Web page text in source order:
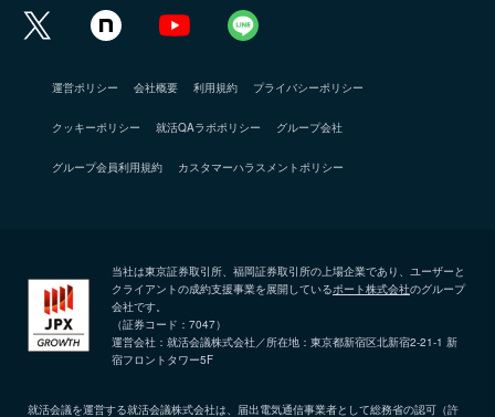
運営ポリシー 会社概要 利用規約 プライバシーポリシー
クッキーポリシー 就活QAラボポリシー グループ会社
グループ会員利用規約 カスタマーハラスメントポリシー
当社は東京証券取引所、福岡証券取引所の上場企業であり、ユーザーと
クライアントの成約支援事業を展開しているポート株式会社のグループ
会社です。
（証券コード：7047）
運営会社：就活会議株式会社／所在地：東京都新宿区北新宿2-21-1 新
宿フロントタワー5F
就活会議を運営する就活会議株式会社は、届出電気通信事業者として総務省の認可（許